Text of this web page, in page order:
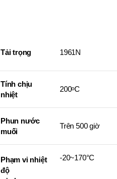
Tải trọng 1961N
Tính chịu
nhiệt
200oC
Phun nước
muối
Trên 500 giờ
Phạm vi nhiệt
độ
-20~170°C